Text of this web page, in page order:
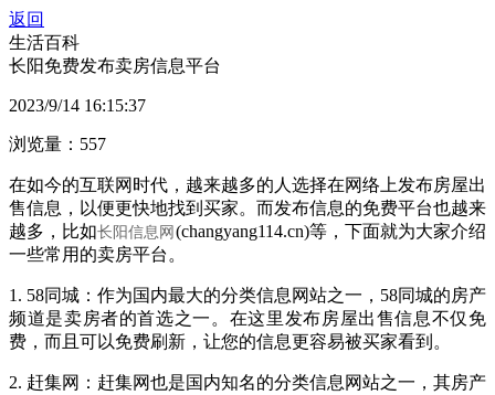
返回
生活百科
长阳免费发布卖房信息平台
2023/9/14 16:15:37
浏览量：557
在如今的互联网时代，越来越多的人选择在网络上发布房屋出
售信息，以便更快地找到买家。而发布信息的免费平台也越来
越多，比如长阳信息网 (changyang114.cn)等，下面就为大家介绍
一些常用的卖房平台。
1. 58同城：作为国内最大的分类信息网站之一，58同城的房产
频道是卖房者的首选之一。在这里发布房屋出售信息不仅免
费，而且可以免费刷新，让您的信息更容易被买家看到。
2. 赶集网：赶集网也是国内知名的分类信息网站之一，其房产